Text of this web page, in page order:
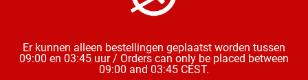
Er kunnen alleen bestellingen geplaatst worden tussen
09:00 en 03:45 uur / Orders can only be placed between
09:00 and 03:45 CEST.